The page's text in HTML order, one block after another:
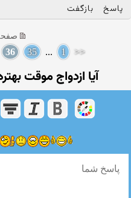
پاسخ بازگفت
صفحه:
<<
1
...
35
36
آیا ازدواج موقت